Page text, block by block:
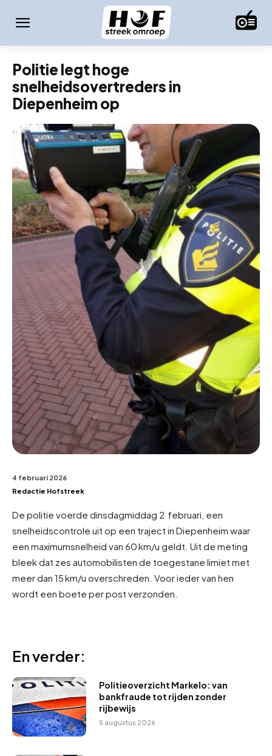
Politie legt hoge
snelheidsovertreders in
Diepenheim op
4 februari 2026
Redactie Hofstreek
De politie voerde dinsdagmiddag 2 februari, een
snelheidscontrole uit op een traject in Diepenheim waar
een maximumsnelheid van 60 km/u geldt. Uit de meting
bleek dat zes automobilisten de toegestane limiet met
meer dan 15 km/u overschreden. Voor ieder van hen
wordt een boete per post verzonden.
En verder:
Politieoverzicht Markelo: van
bankfraude tot rijden zonder
rijbewijs
5 augustus 2026